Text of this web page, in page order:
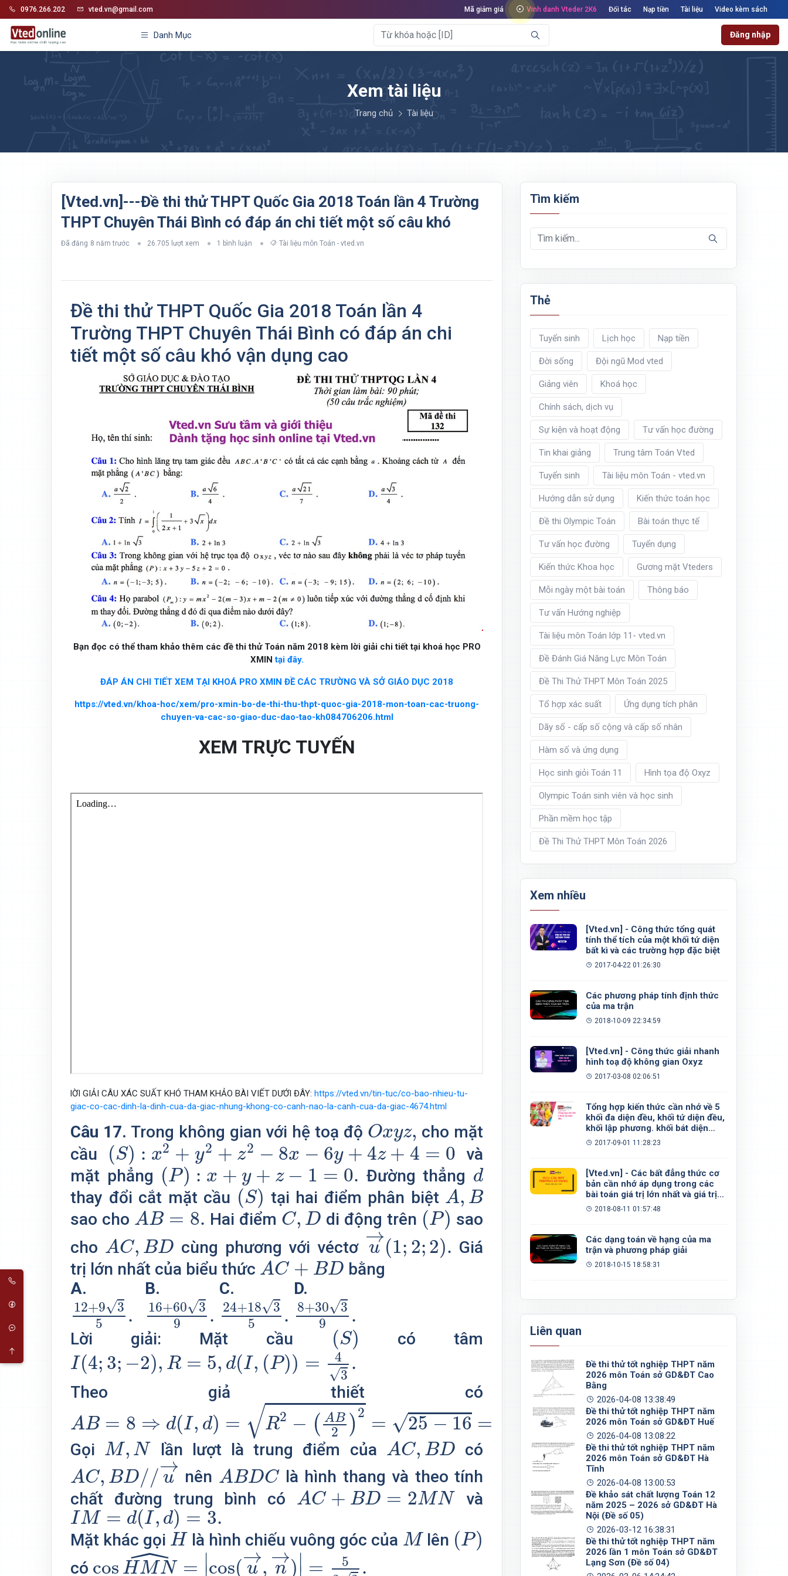
0976.266.202 vted.vn@gmail.com Mã giảm giá Vinh danh Vteder 2K6 Đối tác Nạp tiền Tài liệu Video kèm sách
Danh Mục Đăng nhập
Xem tài liệu
Trang chủ Tài liệu
[Vted.vn]---Đề thi thử THPT Quốc Gia 2018 Toán lần 4 Trường
THPT Chuyên Thái Bình có đáp án chi tiết một số câu khó
Đã đăng 8 năm trước 26.705 lượt xem 1 bình luận Tài liệu môn Toán - vted.vn
Đề thi thử THPT Quốc Gia 2018 Toán lần 4
Trường THPT Chuyên Thái Bình có đáp án chi
tiết một số câu khó vận dụng cao
Bạn đọc có thể tham khảo thêm các đề thi thử Toán năm 2018 kèm lời giải chi tiết tại khoá học PRO
XMINtại đây.
ĐÁP ÁN CHI TIẾT XEM TẠI KHOÁ PRO XMIN ĐỀ CÁC TRƯỜNG VÀ SỞ GIÁO DỤC 2018
https://vted.vn/khoa-hoc/xem/pro-xmin-bo-de-thi-thu-thpt-quoc-gia-2018-mon-toan-cac-truong-
chuyen-va-cac-so-giao-duc-dao-tao-kh084706206.html
XEM TRỰC TUYẾN
lỜI GIẢI CÂU XÁC SUẤT KHÓ THAM KHẢO BÀI VIẾT DƯỚI ĐÂY: https://vted.vn/tin-tuc/co-bao-nhieu-tu-
giac-co-cac-dinh-la-dinh-cua-da-giac-nhung-khong-co-canh-nao-la-canh-cua-da-giac-4674.html
Câu 17. Trong không gian với hệ toạ độ Oxyz,
Oxyz, cho mặt
cầu
(S) : x2 + y2 + z2 − 8x − 6y + 4z + 4 = 0
(S):x2+y 2+z2−8x− 6y+4z +4 =0
và
mặt phẳng (P) : x + y + z − 1 = 0.
( P): x+y + z− 1 0. Đường thẳng d
d
thay đổi cắt mặt cầu (S)
(S) tại hai điểm phân biệt A, B
A,B
sao cho AB = 8.
AB=8. Hai điểm C, D
C,D di động trên (P)
(P) sao
cho AC, BD
AC,B D cùng phương với véctơ
→
u (1; 2; 2).
u→(1; 2;2 )
Giá
trị lớn nhất của biểu thức AC + BD
AC+ BD
bằng
A.
12+9√3
5
.
12 +93 B.
16+60√3
9
.
16 +603 9.
C.
24+18√3
5
.
24 +183 5.
D.
8+30√3
9
.
8+303
Lời giải: Mặt cầu (S)
(S) có tâm
I (4; 3; −2), R = 5, d(I, (P)) =
4
√3
.
I(4; 3;− 2),R= 5, (I,(P)) = 3.
Theo giả thiết có
AB = 8 ⇒ d(I, d) = √R2 − ( AB
2 )
2 = √25 − 16 =
AB=8 2−(A 2)2=25−16=3.
Gọi M, N
M, N lần lượt là trung điểm của AC, BD
AC,B D có
AC, BD//→
u
AC BD/ /u →
nên ABDC
A BDC
là hình thang và theo tính
chất đường trung bình có AC + BD = 2MN
AC+B D=2M N và
IM = d(I , d) = 3.
IM= (I,d)=3.
Mặt khác gọi H
H là hình chiếu vuông góc của M
Mlên (P)
( P)
có cos HMN = ∣cos(→
u , →
n )∣ =
5
.
cosHMN^= |cos(u→,n→)|=533.
Tìm kiếm
Thẻ
Tuyển sinh Lịch học Nạp tiền
Đời sống Đội ngũ Mod vted
Giảng viên Khoá học
Chính sách, dịch vụ
Sự kiện và hoạt động Tư vấn học đường
Tin khai giảng Trung tâm Toán Vted
Tuyển sinh Tài liệu môn Toán - vted.vn
Hướng dẫn sử dụng Kiến thức toán học
Đề thi Olympic Toán Bài toán thực tế
Tư vấn học đường Tuyển dụng
Kiến thức Khoa học Gương mặt Vteders
Mỗi ngày một bài toán Thông báo
Tư vấn Hướng nghiệp
Tài liệu môn Toán lớp 11- vted.vn
Đề Đánh Giá Năng Lực Môn Toán
Đề Thi Thử THPT Môn Toán 2025
Tổ hợp xác suất Ứng dụng tích phân
Dãy số - cấp số cộng và cấp số nhân
Hàm số và ứng dụng
Học sinh giỏi Toán 11 Hình tọa độ Oxyz
Olympic Toán sinh viên và học sinh
Phần mềm học tập
Đề Thi Thử THPT Môn Toán 2026
Xem nhiều
[Vted.vn] - Công thức tổng quát
tính thể tích của một khối tứ diện
bất kì và các trường hợp đặc biệt
2017-04-22 01:26:30
Các phương pháp tính định thức
của ma trận
2018-10-09 22:34:59
[Vted.vn] - Công thức giải nhanh
hình toạ độ không gian Oxyz
2017-03-08 02:06:51
Tổng hợp kiến thức cần nhớ về 5
khối đa diện đều, khối tứ diện đều,
khối lập phương. khối bát diện
đều, khối 12 mặt đều, khối 20 mặt
2017-09-01 11:28:23
[Vted.vn] - Các bất đẳng thức cơ
bản cần nhớ áp dụng trong các
bài toán giá trị lớn nhất và giá trị
nhỏ nhất
2018-08-11 01:57:48
Các dạng toán về hạng của ma
trận và phương pháp giải
2018-10-15 18:58:31
Liên quan
Đề thi thử tốt nghiệp THPT năm
2026 môn Toán sở GD&ĐT Cao
Bằng
2026-04-08 13:38:49
Đề thi thử tốt nghiệp THPT năm
2026 môn Toán sở GD&ĐT Huế
2026-04-08 13:08:22
Đề thi thử tốt nghiệp THPT năm
2026 môn Toán sở GD&ĐT Hà
Tĩnh
2026-04-08 13:00:53
Đề khảo sát chất lượng Toán 12
năm 2025 – 2026 sở GD&ĐT Hà
Nội (Đề số 05)
2026-03-12 16:38:31
Đề thi thử tốt nghiệp THPT năm
2026 lần 1 môn Toán sở GD&ĐT
Lạng Sơn (Đề số 04)